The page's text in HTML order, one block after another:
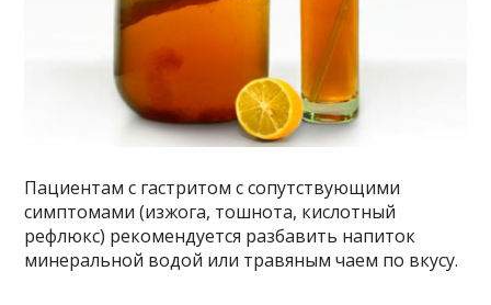
Пациентам с гастритом с сопутствующими
симптомами (изжога, тошнота, кислотный
рефлюкс) рекомендуется разбавить напиток
минеральной водой или травяным чаем по вкусу.